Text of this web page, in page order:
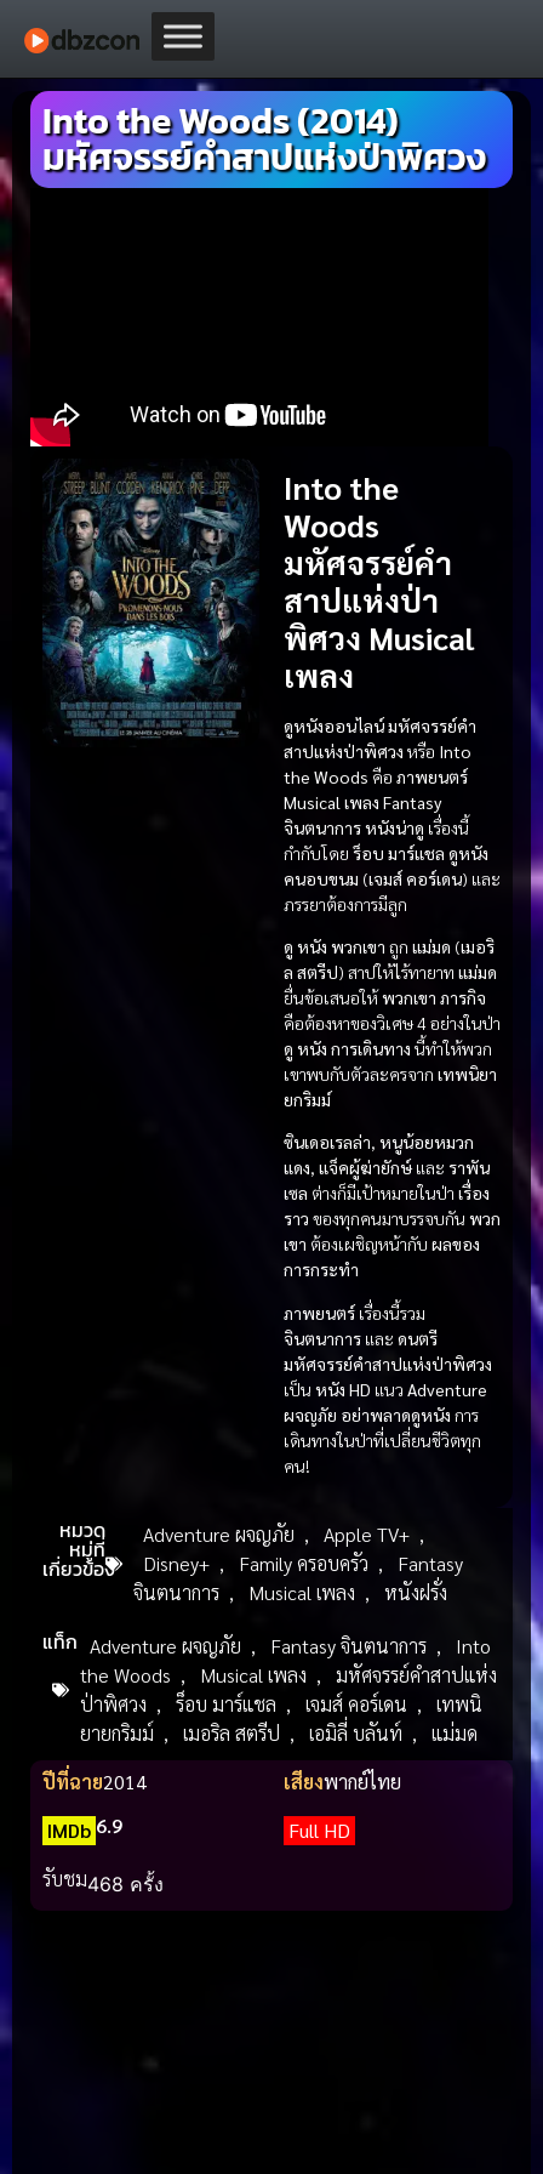
Into the Woods (2014)
มหัศจรรย์คำสาปแห่งป่าพิศวง
Into the
Woods
มหัศจรรย์คำ
สาปแห่งป่า
พิศวง Musical
เพลง
ดูหนังออนไลน์ มหัศจรรย์คำ
สาปแห่งป่าพิศวง หรือ Into
the Woods คือ ภาพยนตร์
Musical เพลง Fantasy
จินตนาการหนังน่าดู เรื่องนี้
กำกับโดย ร็อบ มาร์แชล ดูหนัง
คนอบขนม (เจมส์ คอร์เดน) และ
ภรรยาต้องการมีลูก
ดู หนัง พวกเขา ถูก แม่มด (เมอริ
ล สตรีป) สาปให้ไร้ทายาท แม่มด
ยื่นข้อเสนอให้พวกเขา ภารกิจ
คือต้องหาของวิเศษ 4 อย่างในป่า
ดู หนัง การเดินทาง นี้ทำให้พวก
เขาพบกับตัวละครจาก เทพนิยา
ยกริมม์
ซินเดอเรลล่า, หนูน้อยหมวก
แดง, แจ็คผู้ฆ่ายักษ์และ ราพัน
เซล ต่างก็มีเป้าหมายในป่า เรื่อง
ราว ของทุกคนมาบรรจบกัน พวก
เขา ต้องเผชิญหน้ากับ ผลของ
การกระทำ
ภาพยนตร์เรื่องนี้รวม
จินตนาการ และ ดนตรี
มหัศจรรย์คำสาปแห่งป่าพิศวง
เป็น หนัง HD แนว Adventure
ผจญภัย อย่าพลาดดูหนัง การ
เดินทางในป่าที่เปลี่ยนชีวิตทุก
คน!
หมวด
หมู่ที่
เกี่ยวข้อง
Adventure ผจญภัย , Apple TV+ ,
Disney+ , Family ครอบครัว ,
Fantasy
จินตนาการ , Musical เพลง , หนังฝรั่ง
แท็ก Adventure ผจญภัย , Fantasy จินตนาการ ,
Into
the Woods , Musical เพลง ,
มหัศจรรย์คำสาปแห่ง
ป่าพิศวง , ร็อบ มาร์แชล , เจมส์ คอร์เดน ,
เทพนิ
ยายกริมม์ , เมอริล สตรีป , เอมิลี่ บลันท์ ,
แม่มด
ปีที่ฉาย2014 เสียงพากย์ไทย
IMDb 6.9
Full HD
รับชม468 ครั้ง